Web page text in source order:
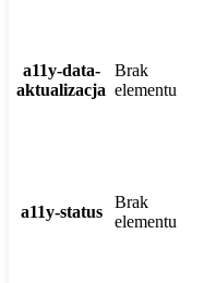
a11y-data-
aktualizacja
Brak
elementu
a11y-status
Brak
elementu